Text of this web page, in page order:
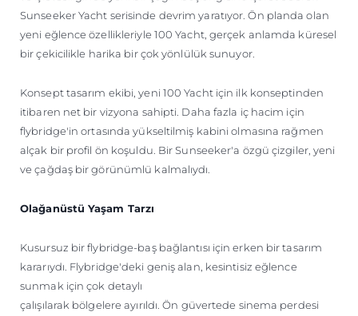
Sunseeker Yacht serisinde devrim yaratıyor. Ön planda olan
yeni eğlence özellikleriyle 100 Yacht, gerçek anlamda küresel
bir çekicilikle harika bir çok yönlülük sunuyor.
Konsept tasarım ekibi, yeni 100 Yacht için ilk konseptinden
itibaren net bir vizyona sahipti. Daha fazla iç hacim için
flybridge'in ortasında yükseltilmiş kabini olmasına rağmen
alçak bir profil ön koşuldu. Bir Sunseeker'a özgü çizgiler, yeni
ve çağdaş bir görünümlü kalmalıydı.
Olağanüstü Yaşam Tarzı
Kusursuz bir flybridge-baş bağlantısı için erken bir tasarım
kararıydı. Flybridge'deki geniş alan, kesintisiz eğlence
sunmak için çok detaylı
çalışılarak bölgelere ayırıldı. Ön güvertede sinema perdesi